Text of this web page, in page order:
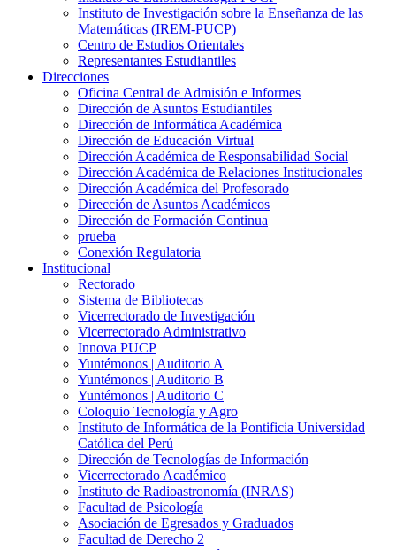
Instituto de Investigación sobre la Enseñanza de las
Matemáticas (IREM-PUCP)
Centro de Estudios Orientales
Representantes Estudiantiles
Direcciones
Oficina Central de Admisión e Informes
Dirección de Asuntos Estudiantiles
Dirección de Informática Académica
Dirección de Educación Virtual
Dirección Académica de Responsabilidad Social
Dirección Académica de Relaciones Institucionales
Dirección Académica del Profesorado
Dirección de Asuntos Académicos
Dirección de Formación Continua
prueba
Conexión Regulatoria
Institucional
Rectorado
Sistema de Bibliotecas
Vicerrectorado de Investigación
Vicerrectorado Administrativo
Innova PUCP
Yuntémonos | Auditorio A
Yuntémonos | Auditorio B
Yuntémonos | Auditorio C
Coloquio Tecnología y Agro
Instituto de Informática de la Pontificia Universidad
Católica del Perú
Dirección de Tecnologías de Información
Vicerrectorado Académico
Instituto de Radioastronomía (INRAS)
Facultad de Psicología
Asociación de Egresados y Graduados
Facultad de Derecho 2